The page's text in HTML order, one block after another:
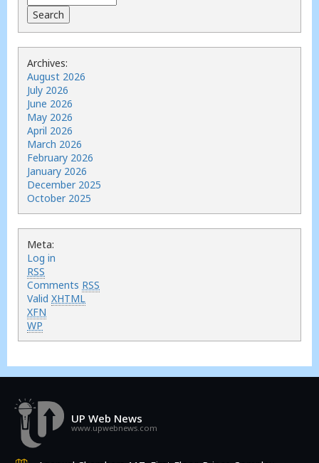
Archives:
August 2026
July 2026
June 2026
May 2026
April 2026
March 2026
February 2026
January 2026
December 2025
October 2025
Meta:
Log in
RSS
Comments RSS
Valid XHTML
XFN
WP
UP Web News
www.upwebnews.com